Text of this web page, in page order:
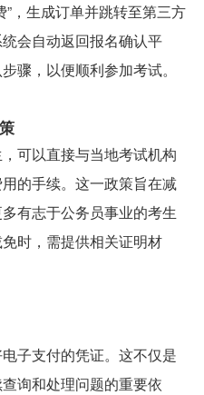
，生成订单并跳转至第三方
会自动返回报名确认平
骤，以便顺利参加考试。
可以直接与当地考试机构
的手续。这一政策旨在减
有志于公务员事业的考生
时，需提供相关证明材
子支付的凭证。这不仅是
询和处理问题的重要依